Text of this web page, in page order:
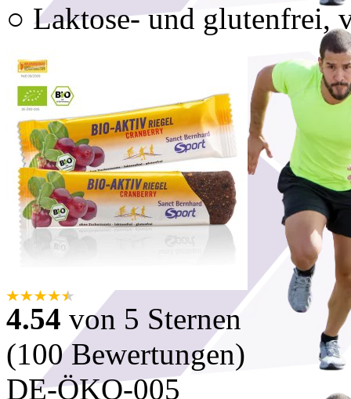
○ Laktose- und glutenfrei,
4.54 von 5 Sternen
(100 Bewertungen)
DE-ÖKO-005